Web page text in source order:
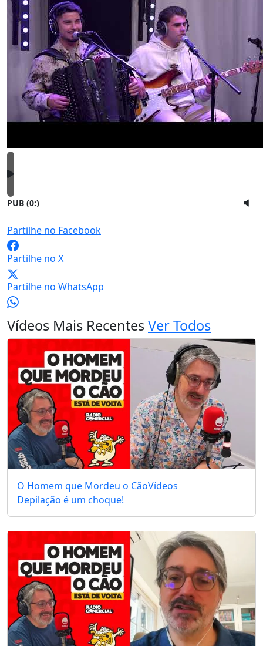
PUB (0:)
Partilhe no Facebook
Partilhe no X
Partilhe no WhatsApp
Vídeos Mais RecentesVer Todos
O Homem que Mordeu o CãoVídeos
Depilação é um choque!